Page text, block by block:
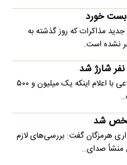
خورد
مذاکرات که روز گذشته به
نشده است.
معاون رفاه وزارت تعاون، کار و رفاه اجتماعی با اعلام اینکه یک میلیون و ۵۰۰
شد
هرمزگان گفت: بررسی‌های لازم
منشأ صدای…